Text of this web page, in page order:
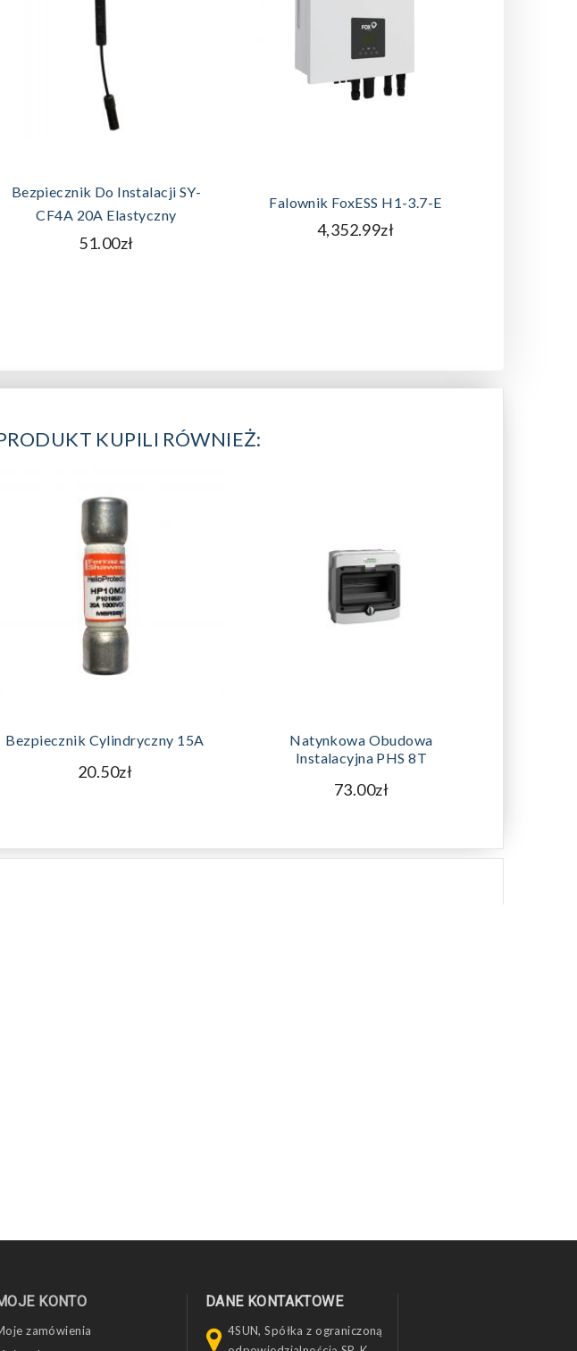
Bezpiecznik Do Instalacji SY-
CF4A 20A Elastyczny
51.00zł
Falownik FoxESS H1-3.7-E
4,352.99zł
KUPILI RÓWNIEŻ:
Bezpiecznik Cylindryczny 15A
20.50zł
Natynkowa Obudowa
Instalacyjna PHS 8T
73.00zł
KONTO
zamówienia
DANE KONTAKTOWE
4SUN, Spółka z ograniczoną